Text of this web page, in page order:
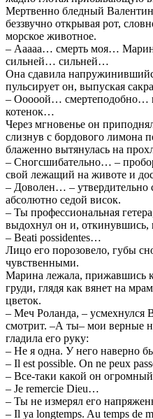
Мертвенно бледный
беззвучно открывая рот,
морское животное.
– Ааааа… смерть моя…
сильней… сильней…
Она сдавила
пульсирует он, выпуская
– Ооооой… смертеподобно…
котенок…
Через мгновенье он
слизнув с бордового лимона
блаженно вытянулась на
– Сногсшибательно… –
свой лежащий на животе и
– Доволен… – утвердительно
абсолютно седой висок.
– Ты профессиональная
выдохнул он и, откинувшись,
– Beati possidentes…
Лицо его порозовело, губы
чувственными.
Марина лежала, прижавшись
груди, глядя как вянет на
цветок.
– Меч Роланда, – усмехнулся
смотрит. –А ты– мои верные
гладила его руку:
– Не я одна. У него наверно
– Il est possible. On ne peux
– Все-таки какой он
– Je remercie Dieu…
– Ты не измерял его
– Il ya longtemps. Au temps de